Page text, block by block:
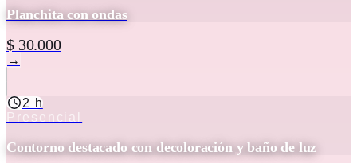
Planchita con ondas
$ 30.000
→
2 h
Presencial
Contorno destacado con decoloración y baño de luz